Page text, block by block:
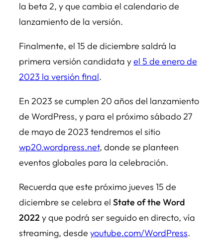
la beta 2, y que cambia el calendario de
lanzamiento de la versión.
Finalmente, el 15 de diciembre saldrá la
primera versión candidata yel 5 de enero de
2023 la versión final.
En 2023 se cumplen 20 años del lanzamiento
de WordPress, y para el próximo sábado 27
de mayo de 2023 tendremos el sitio
wp20.wordpress.net, donde se planteen
eventos globales para la celebración.
Recuerda que este próximo jueves 15 de
diciembre se celebra el State of the Word
2022 y que podrá ser seguido en directo, vía
streaming, desde youtube.com/WordPress.